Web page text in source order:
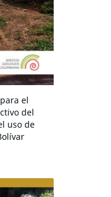
el
del
uso de